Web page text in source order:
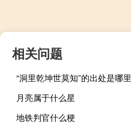
相关问题
“洞里乾坤世莫知”的出处是哪里
月亮属于什么星
地铁判官什么梗